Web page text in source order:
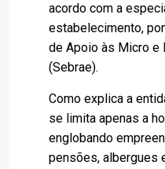
acordo com a
estabelecimento,
de Apoio às Micro e
(Sebrae).
Como explica a
se limita apenas a
englobando
pensões, albergues